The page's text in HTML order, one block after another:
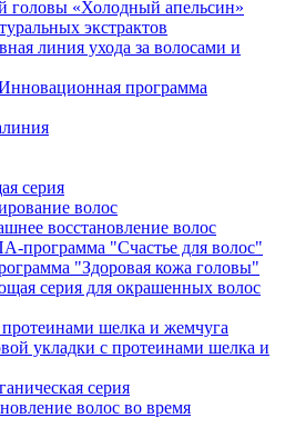
головы «Холодный апельсин»
экстрактов
линия ухода за волосами и
программа
серия
волос
восстановление волос
программа "Счастье для волос"
"Здоровая кожа головы"
серия для окрашенных волос
шелка и жемчуга
укладки с протеинами шелка и
серия
волос во время